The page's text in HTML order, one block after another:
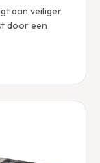
aan veiliger
door een